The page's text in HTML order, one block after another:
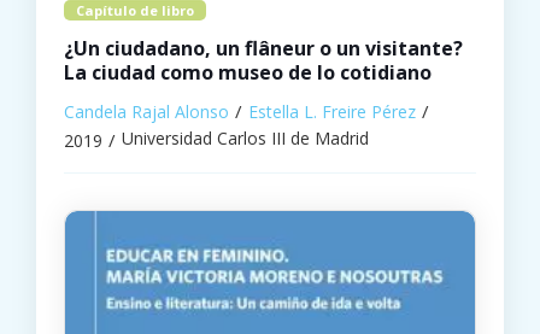
Capítulo de libro
¿Un ciudadano, un flâneur o un visitante?
La ciudad como museo de lo cotidiano
Candela Rajal Alonso
Estella L. Freire Pérez
2019
Universidad Carlos III de Madrid